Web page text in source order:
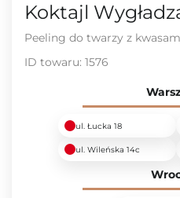
Koktajl
Peeling do twarzy z
ID towaru: 1576
ul. Łucka 18
ul. Wileńska 14c